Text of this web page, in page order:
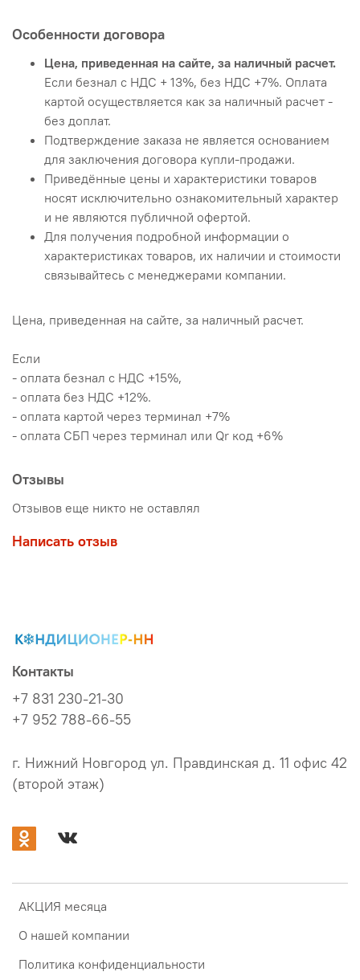
Особенности договора
Цена, приведенная на сайте, за наличный расчет.
Если безнал с НДС + 13%, без НДС +7%. Оплата
картой осуществляется как за наличный расчет -
без доплат.
Подтверждение заказа не является основанием
для заключения договора купли-продажи.
Приведённые цены и характеристики товаров
носят исключительно ознакомительный характер
и не являются публичной офертой.
Для получения подробной информации о
характеристиках товаров, их наличии и стоимости
связывайтесь с менеджерами компании.
Цена, приведенная на сайте, за наличный расчет.
Если
- оплата безнал с НДС +15%,
- оплата без НДС +12%.
- оплата картой через терминал +7%
- оплата СБП через терминал или Qr код +6%
Отзывы
Отзывов еще никто не оставлял
Написать отзыв
АКЦИЯ месяца
О нашей компании
Политика конфиденциальности
Контакты
+7 831 230-21-30
+7 952 788-66-55
г. Нижний Новгород ул. Правдинская д. 11 офис 42
(второй этаж)